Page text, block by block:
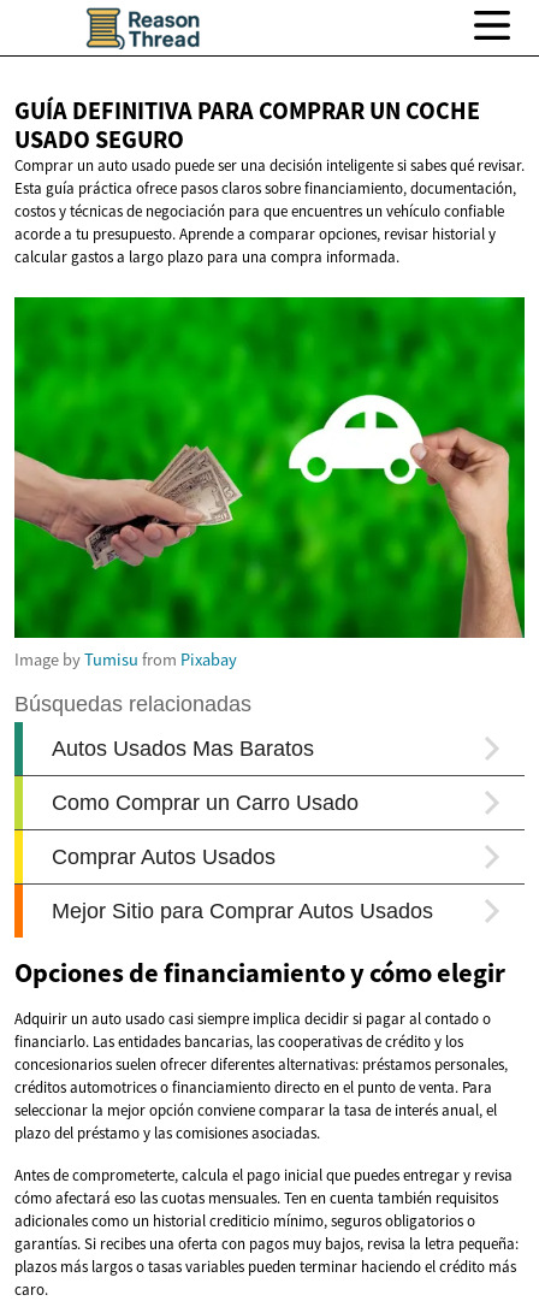
GUÍA DEFINITIVA PARA COMPRAR UN COCHE
USADO SEGURO
Comprar un auto usado puede ser una decisión inteligente si sabes qué revisar.
Esta guía práctica ofrece pasos claros sobre financiamiento, documentación,
costos y técnicas de negociación para que encuentres un vehículo confiable
acorde a tu presupuesto. Aprende a comparar opciones, revisar historial y
calcular gastos a largo plazo para una compra informada.
Image byTumisu from Pixabay
Opciones de financiamiento y cómo elegir
Adquirir un auto usado casi siempre implica decidir si pagar al contado o
financiarlo. Las entidades bancarias, las cooperativas de crédito y los
concesionarios suelen ofrecer diferentes alternativas: préstamos personales,
créditos automotrices o financiamiento directo en el punto de venta. Para
seleccionar la mejor opción conviene comparar la tasa de interés anual, el
plazo del préstamo y las comisiones asociadas.
Antes de comprometerte, calcula el pago inicial que puedes entregar y revisa
cómo afectará eso las cuotas mensuales. Ten en cuenta también requisitos
adicionales como un historial crediticio mínimo, seguros obligatorios o
garantías. Si recibes una oferta con pagos muy bajos, revisa la letra pequeña:
plazos más largos o tasas variables pueden terminar haciendo el crédito más
caro.